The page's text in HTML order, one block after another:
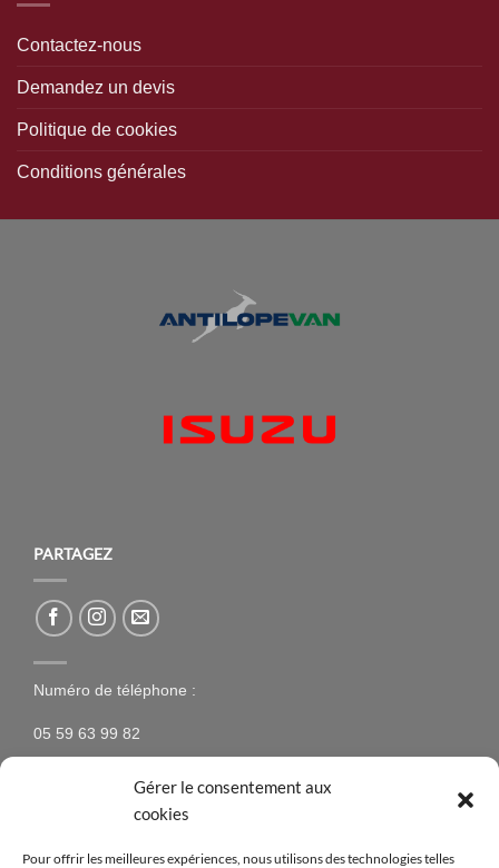
Gérer le consentement aux
cookies
Pour offrir les meilleures expériences, nous utilisons des technologies telles
Contactez-nous
Demandez un devis
Politique de cookies
Conditions générales
PARTAGEZ
Numéro de téléphone :
05 59 63 99 82